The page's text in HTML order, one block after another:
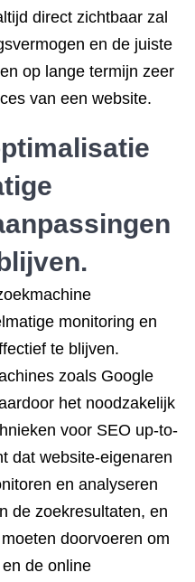
direct zichtbaar zal
en de juiste
op lange termijn zeer
van een website.
monitoring en
te blijven.
zoals Google
het noodzakelijk
voor SEO up-to-
dat website-eigenaren
en analyseren
de zoekresultaten, en
doorvoeren om
de online